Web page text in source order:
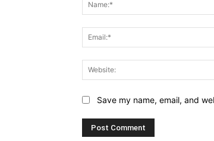
Save my name, email, and